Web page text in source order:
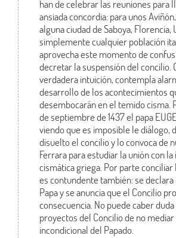
han de celebrar las reuniones para
ansiada concordia: para unos
alguna ciudad de Saboya, Florencia,
simplemente cualquier población
aprovecha este momento de
decretar la suspensión del concilio.
verdadera intuición, contempla
desarrollo de los acontecimientos
desembocarán en el temido cisma.
de septiembre de 1437 el papa
viendo que es imposible le diálogo,
disuelto el concilio y lo convoca de
Ferrara para estudiar la unión con la
cismática griega. Por parte
es contundente también: se
Papa y se anuncia que el Concilio
consecuencia. No puede caber
proyectos del Concilio de no
incondicional del Papado.